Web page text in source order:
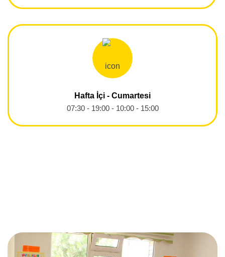
Hafta İçi - Cumartesi
07:30 - 19:00 - 10:00 - 15:00